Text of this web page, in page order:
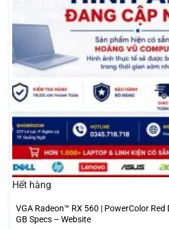
Hết hàng
VGA Radeon™ RX 560 | PowerColor Red
GB Specs – Website